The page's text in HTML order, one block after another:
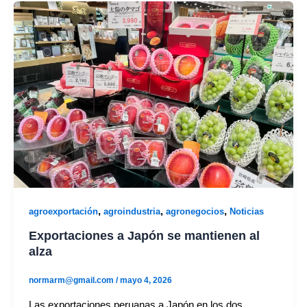
agroexportación, agroindustria, agronegocios, Noticias
Exportaciones a Japón se mantienen al
alza
normarm@gmail.com /mayo 4, 2026
Las exportaciones peruanas a Japón en los dos